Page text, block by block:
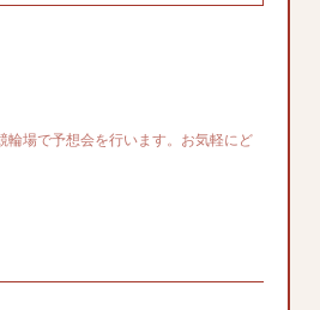
輪場で予想会を行います。お気軽にど